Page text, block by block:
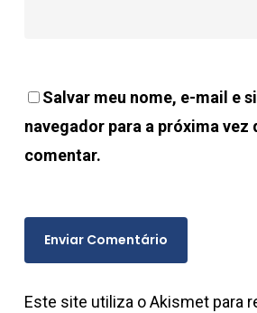
Salvar meu nome, e-mail e
navegador para a próxima vez
comentar.
Este site utiliza o Akismet para